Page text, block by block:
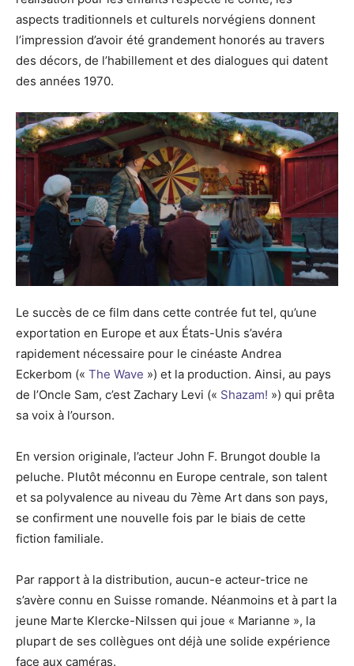
aspects traditionnels et culturels norvégiens donnent
l’impression d’avoir été grandement honorés au travers
des décors, de l’habillement et des dialogues qui datent
des années 1970.
Le succès de ce film dans cette contrée fut tel, qu’une
exportation en Europe et aux États-Unis s’avéra
rapidement nécessaire pour le cinéaste Andrea
Eckerbom (« The Wave ») et la production. Ainsi, au pays
de l’Oncle Sam, c’est Zachary Levi (« Shazam! ») qui prêta
sa voix à l’ourson.
En version originale, l’acteur John F. Brungot double la
peluche. Plutôt méconnu en Europe centrale, son talent
et sa polyvalence au niveau du 7ème Art dans son pays,
se confirment une nouvelle fois par le biais de cette
fiction familiale.
Par rapport à la distribution, aucun-e acteur-trice ne
s’avère connu en Suisse romande. Néanmoins et à part la
jeune Marte Klercke-Nilssen qui joue « Marianne », la
plupart de ses collègues ont déjà une solide expérience
face aux caméras.